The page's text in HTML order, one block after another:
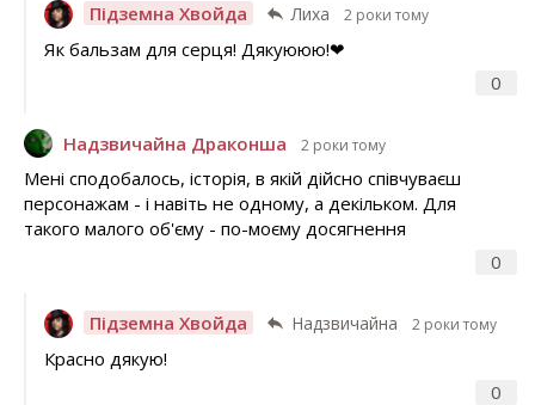
Підземна Хвойда Лиха 2 роки тому
0
Як бальзам для серця! Дякуююю!❤
Надзвичайна Драконша 2 роки тому
0
Мені сподобалось, історія, в якій дійсно співчуваєш
персонажам - і навіть не одному, а декільком. Для
такого малого об'єму - по-моєму досягнення
Підземна Хвойда Надзвичайна 2 роки тому
0
Красно дякую!